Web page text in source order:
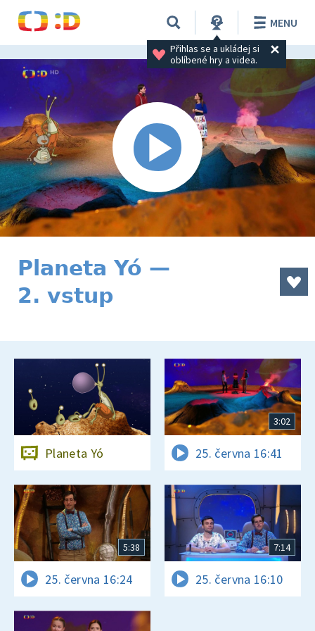
Přihlas se a ukládej si
oblíbené hry a videa.
MENU
Planeta Yó —
2. vstup
Planeta Yó
3:02
25. června 16:41
5:38
25. června 16:24
7:14
25. června 16:10